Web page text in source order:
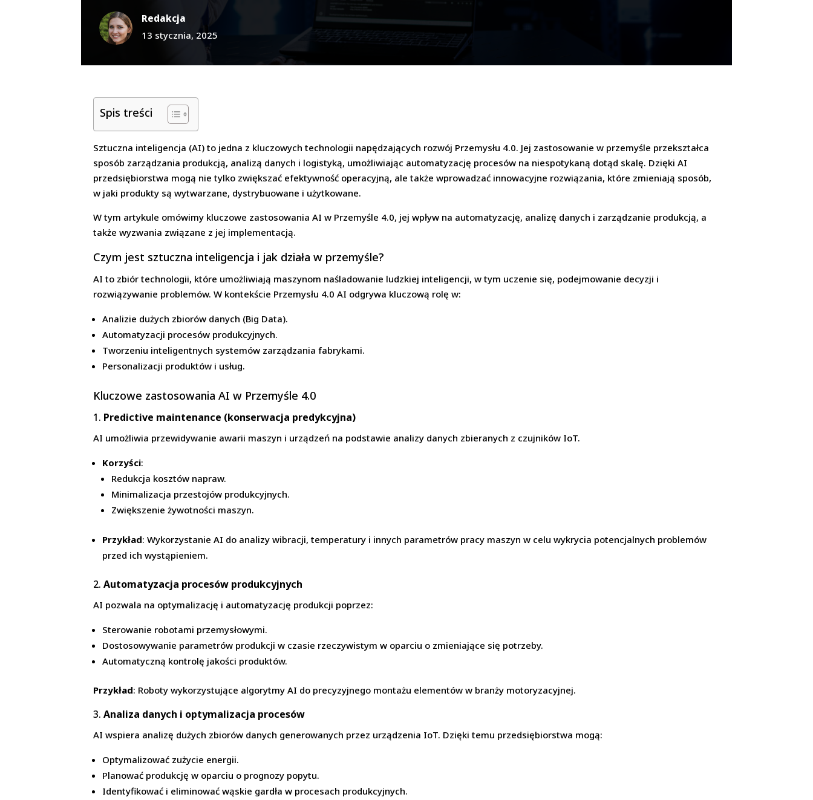
Redakcja
13 stycznia, 2025
Spis treści
Sztuczna inteligencja (AI) to jedna z kluczowych technologii napędzających rozwój Przemysłu 4.0. Jej zastosowanie w przemyśle przekształca
sposób zarządzania produkcją, analizą danych i logistyką, umożliwiając automatyzację procesów na niespotykaną dotąd skalę. Dzięki AI
przedsiębiorstwa mogą nie tylko zwiększać efektywność operacyjną, ale także wprowadzać innowacyjne rozwiązania, które zmieniają sposób,
w jaki produkty są wytwarzane, dystrybuowane i użytkowane.
W tym artykule omówimy kluczowe zastosowania AI w Przemyśle 4.0, jej wpływ na automatyzację, analizę danych i zarządzanie produkcją, a
także wyzwania związane z jej implementacją.
Czym jest sztuczna inteligencja i jak działa w przemyśle?
AI to zbiór technologii, które umożliwiają maszynom naśladowanie ludzkiej inteligencji, w tym uczenie się, podejmowanie decyzji i
rozwiązywanie problemów. W kontekście Przemysłu 4.0 AI odgrywa kluczową rolę w:
Analizie dużych zbiorów danych (Big Data).
Automatyzacji procesów produkcyjnych.
Tworzeniu inteligentnych systemów zarządzania fabrykami.
Personalizacji produktów i usług.
Kluczowe zastosowania AI w Przemyśle 4.0
1. Predictive maintenance (konserwacja predykcyjna)
AI umożliwia przewidywanie awarii maszyn i urządzeń na podstawie analizy danych zbieranych z czujników IoT.
Korzyści:
Redukcja kosztów napraw.
Minimalizacja przestojów produkcyjnych.
Zwiększenie żywotności maszyn.
Przykład: Wykorzystanie AI do analizy wibracji, temperatury i innych parametrów pracy maszyn w celu wykrycia potencjalnych problemów
przed ich wystąpieniem.
2.Automatyzacja procesów produkcyjnych
AI pozwala na optymalizację i automatyzację produkcji poprzez:
Sterowanie robotami przemysłowymi.
Dostosowywanie parametrów produkcji w czasie rzeczywistym w oparciu o zmieniające się potrzeby.
Automatyczną kontrolę jakości produktów.
Przykład: Roboty wykorzystujące algorytmy AI do precyzyjnego montażu elementów w branży motoryzacyjnej.
3.Analiza danych i optymalizacja procesów
AI wspiera analizę dużych zbiorów danych generowanych przez urządzenia IoT. Dzięki temu przedsiębiorstwa mogą:
Optymalizować zużycie energii.
Planować produkcję w oparciu o prognozy popytu.
Identyfikować i eliminować wąskie gardła w procesach produkcyjnych.